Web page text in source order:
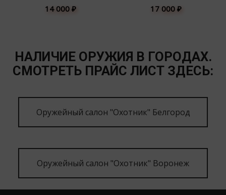
14 000 ₽ 17 000 ₽
НАЛИЧИЕ ОРУЖИЯ В ГОРОДАХ.
СМОТРЕТЬ ПРАЙС ЛИСТ ЗДЕСЬ:
Оружейный салон "Охотник" Белгород
Оружейный салон "Охотник" Воронеж